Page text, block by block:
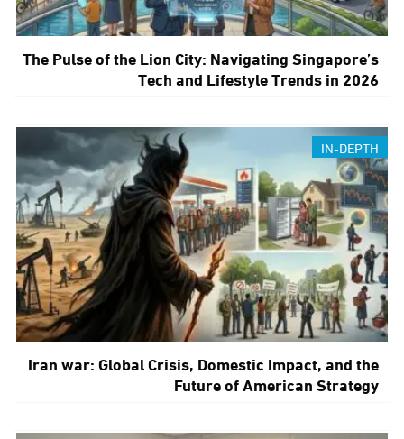
The Pulse of the Lion City: Navigating Singapore’s
Tech and Lifestyle Trends in 2026
IN-DEPTH
Iran war: Global Crisis, Domestic Impact, and the
Future of American Strategy